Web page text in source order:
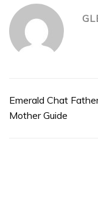
Emerald Chat
Mother Guide